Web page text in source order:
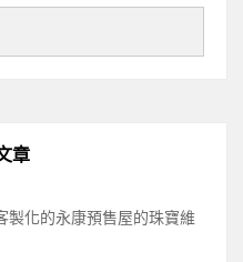
章
製化的永康預售屋的珠寶維